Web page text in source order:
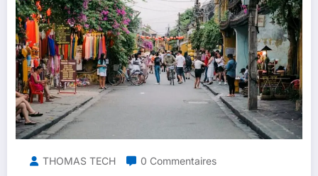
THOMAS TECH 0 Commentaires